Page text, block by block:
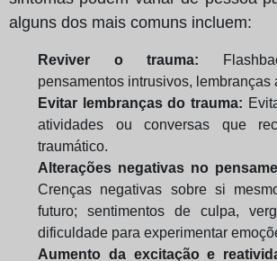
alguns dos mais comuns incluem:
Reviver o trauma:
pensamentos intrusivos, lembranças
Evitar lembranças do trauma:
atividades ou conversas que
traumático.
Alterações negativas no
Crenças negativas sobre si
futuro; sentimentos de culpa,
dificuldade para experimentar
Aumento da excitação e